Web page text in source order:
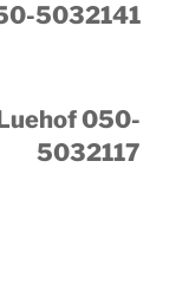
5032141
050-
5032117